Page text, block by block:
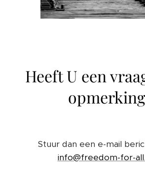
Heeft U een
Stuur dan een e-mail
info@freedom-for-